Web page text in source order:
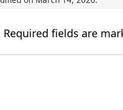
Required fields are